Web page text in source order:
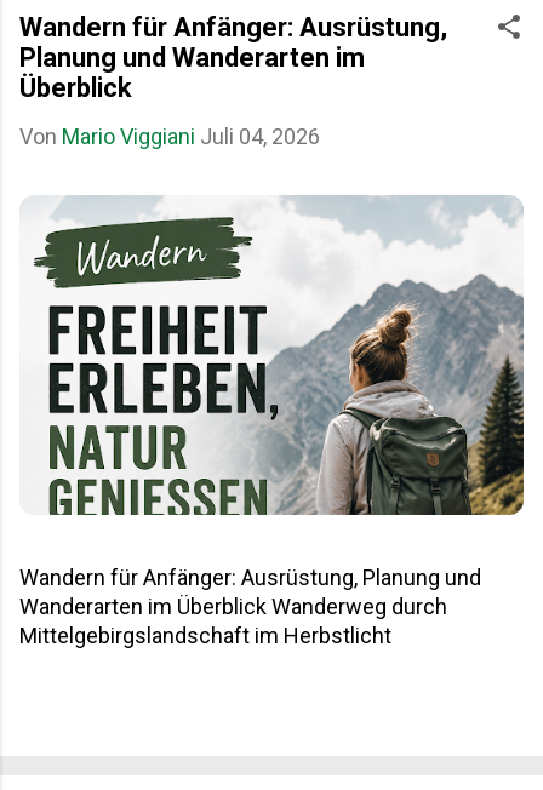
Wandern für Anfänger: Ausrüstung,
Planung und Wanderarten im
Überblick
Von Mario Viggiani Juli 04, 2026
Wandern für Anfänger: Ausrüstung, Planung und
Wanderarten im Überblick Wanderweg durch
Mittelgebirgslandschaft im Herbstlicht